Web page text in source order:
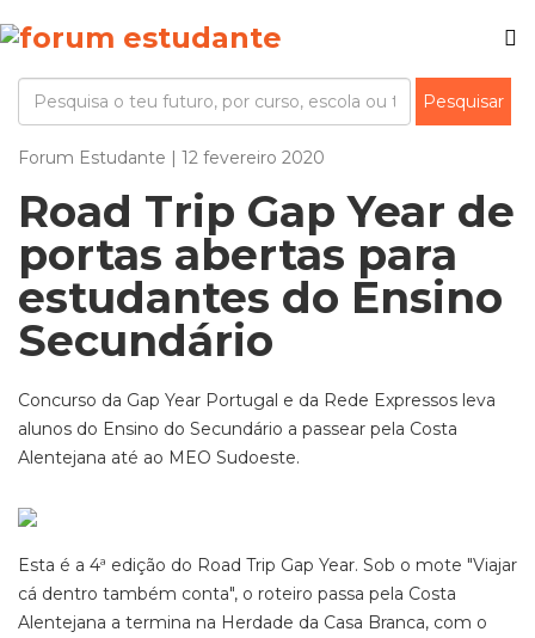
Forum Estudante | 12 fevereiro 2020
Road Trip Gap Year de
portas abertas para
estudantes do Ensino
Secundário
Concurso da Gap Year Portugal e da Rede Expressos leva
alunos do Ensino do Secundário a passear pela Costa
Alentejana até ao MEO Sudoeste.
Esta é a 4ª edição do Road Trip Gap Year. Sob o mote "Viajar
cá dentro também conta", o roteiro passa pela Costa
Alentejana a termina na Herdade da Casa Branca, com o